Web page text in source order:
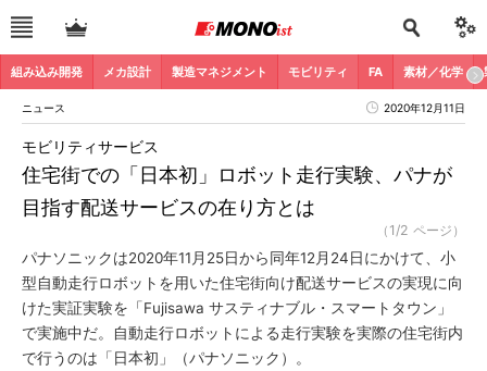
組み込み開発 メカ設計 製造マネジメント モビリティ FA 素材／化学
ニュース 2020年12月11日
住宅街での「日本初」ロボット走行実験、パナが
目指す配送サービスの在り方とは
モビリティサービス
（1/2 ページ）
パナソニックは2020年11月25日から同年12月24日にかけて、小
型自動走行ロボットを用いた住宅街向け配送サービスの実現に向
けた実証実験を「Fujisawa サスティナブル・スマートタウン」
で実施中だ。自動走行ロボットによる走行実験を実際の住宅街内
で行うのは「日本初」（パナソニック）。